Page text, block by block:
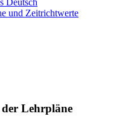
und Zeitrichtwerte
Lehrpläne